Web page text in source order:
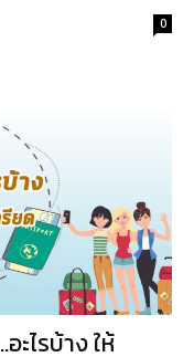
0
ะไรบ้าง ให้